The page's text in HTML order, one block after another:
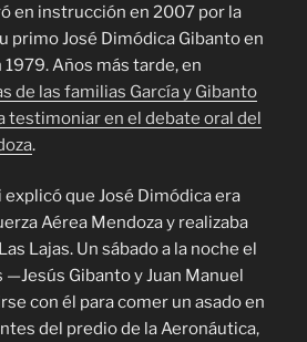
en instrucción en 2007 por la
primo José Dimódica Gibanto en
1979. Años más tarde, en
de las familias García y Gibanto
testimoniar en el debate oral del
.
explicó que José Dimódica era
Aérea Mendoza y realizaba
Lajas. Un sábado a la noche el
Gibanto y Juan Manuel
con él para comer un asado en
del predio de la Aeronáutica,